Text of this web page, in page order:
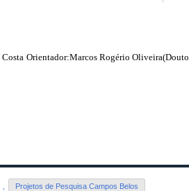
Costa Orientador:Marcos Rogério
Projetos de Pesquisa Campos Belos